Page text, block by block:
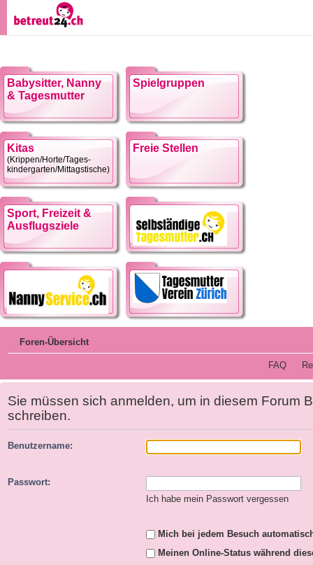
Babysitter, Nanny
& Tagesmutter
Spielgruppen
Kitas
(Krippen/Horte/Tages-
kindergarten/Mittagstische)
Freie Stellen
Sport, Freizeit &
Ausflugsziele
Foren-Übersicht
FAQ
Sie müssen sich anmelden, um in diesem Forum
schreiben.
Benutzername:
Passwort:
Ich habe mein Passwort vergessen
Mich bei jedem Besuch
Meinen Online-Status während